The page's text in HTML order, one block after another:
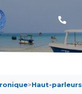
>Haut-parleurs